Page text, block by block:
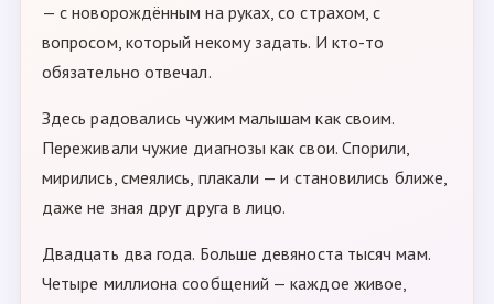
— с новорождённым на руках, со страхом, с
вопросом, который некому задать. И кто-то
обязательно отвечал.
Здесь радовались чужим малышам как своим.
Переживали чужие диагнозы как свои. Спорили,
мирились, смеялись, плакали — и становились ближе,
даже не зная друг друга в лицо.
Двадцать два года. Больше девяноста тысяч мам.
Четыре миллиона сообщений — каждое живое,